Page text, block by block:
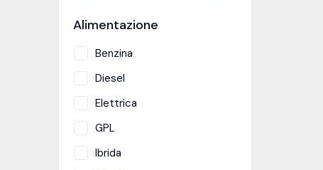
Alimentazione
Benzina
Diesel
Elettrica
GPL
Ibrida